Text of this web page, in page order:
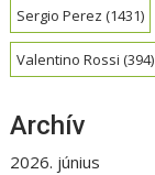
Sergio Perez (1431)
Valentino Rossi (394)
Archív
2026. június